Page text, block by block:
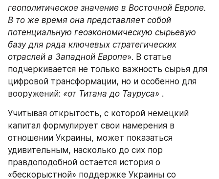
геополитическое значение в Восточной Европе.
В то же время она представляет собой
потенциальную геоэкономическую сырьевую
базу для ряда ключевых стратегических
отраслей в Западной Европе». В статье
подчеркивается не только важность сырья для
цифровой трансформации, но и особенно для
вооружений: «от Титана до Тауруса» .
Учитывая открытость, с которой немецкий
капитал формулирует свои намерения в
отношении Украины, может показаться
удивительным, насколько до сих пор
правдоподобной остается история о
«бескорыстной» поддержке Украины со